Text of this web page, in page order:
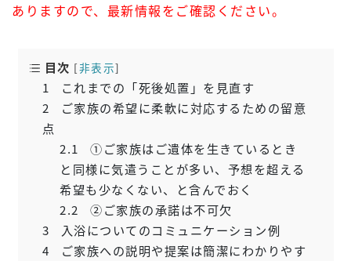
ありますので、最新情報をご確認ください。
目次 [非表示]
1
これまでの「死後処置」を見直す
2
ご家族の希望に柔軟に対応するための留意
点
2.1
①ご家族はご遺体を生きているとき
と同様に気遣うことが多い、予想を超える
希望も少なくない、と含んでおく
2.2
②ご家族の承諾は不可欠
3
入浴についてのコミュニケーション例
4
ご家族への説明や提案は簡潔にわかりやす